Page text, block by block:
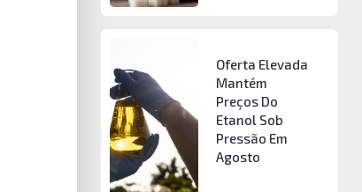
Oferta Elevada
Mantém
Preços Do
Etanol Sob
Pressão Em
Agosto